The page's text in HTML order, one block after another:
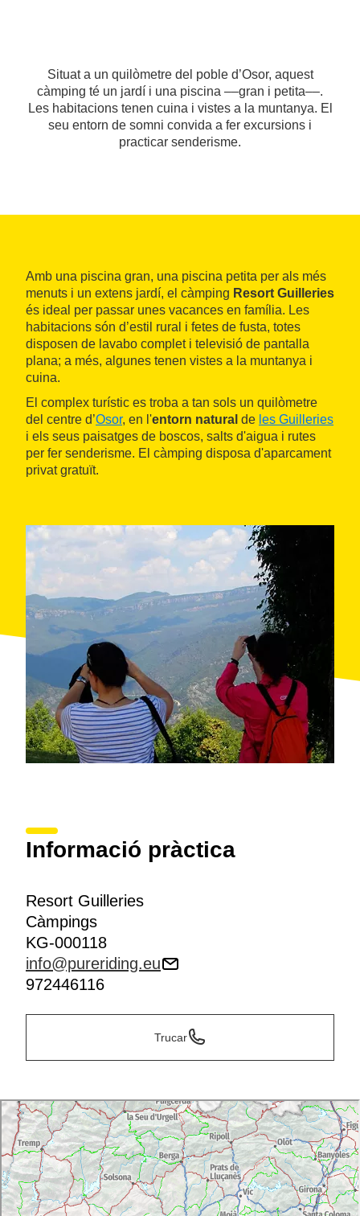
Situat a un quilòmetre del poble d’Osor, aquest
càmping té un jardí i una piscina ––gran i petita––.
Les habitacions tenen cuina i vistes a la muntanya. El
seu entorn de somni convida a fer excursions i
practicar senderisme.
Amb una piscina gran, una piscina petita per als més
menuts i un extens jardí, el càmping Resort Guilleries
és ideal per passar unes vacances en família. Les
habitacions són d’estil rural i fetes de fusta, totes
disposen de lavabo complet i televisió de pantalla
plana; a més, algunes tenen vistes a la muntanya i
cuina.
El complex turístic es troba a tan sols un quilòmetre
del centre d’Osor, en l'entorn natural de les Guilleries
i els seus paisatges de boscos, salts d'aigua i rutes
per fer senderisme. El càmping disposa d'aparcament
privat gratuït.
Informació pràctica
Resort Guilleries
Càmpings
KG-000118
info@pureriding.eu
972446116
Trucar